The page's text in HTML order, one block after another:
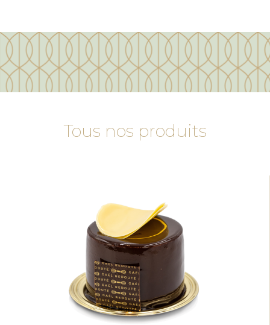
Tous nos produits